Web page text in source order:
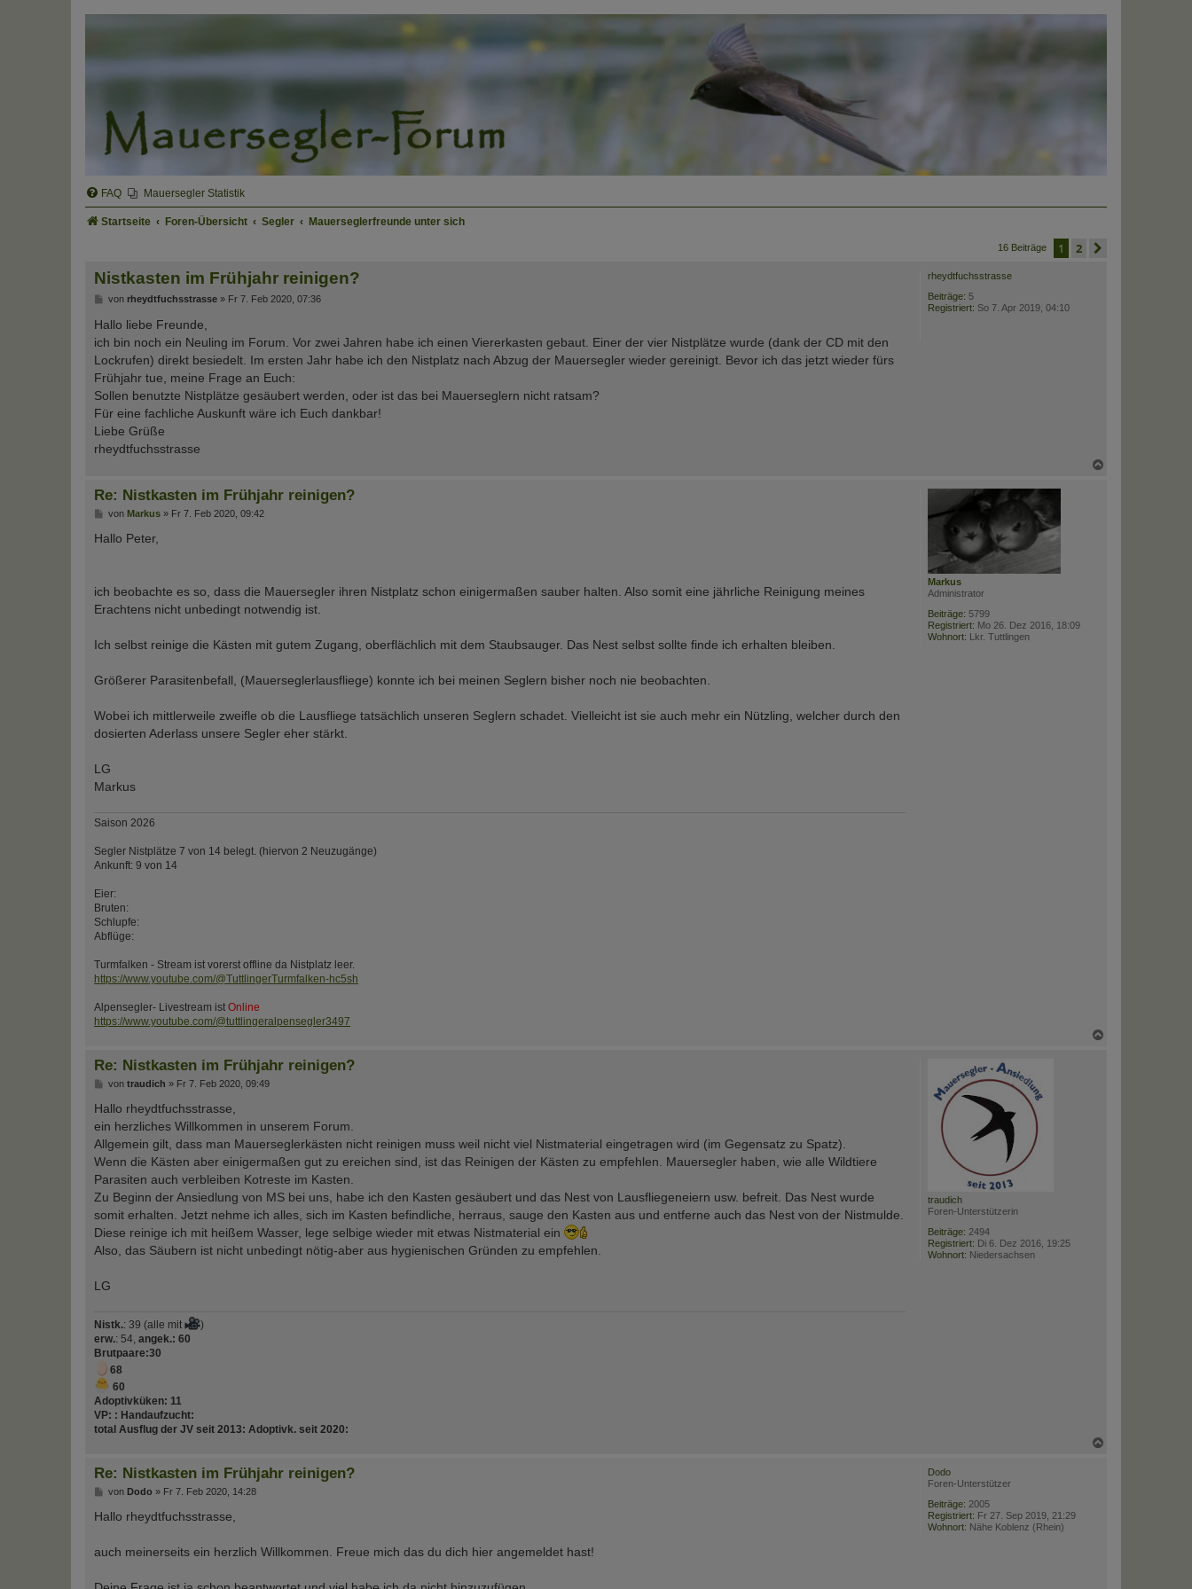
FAQ Mauersegler Statistik
Startseite Foren-Übersicht Segler Mauerseglerfreunde unter sich
16 Beiträge 1 2
rheydtfuchsstrasse
Beiträge: 5
Registriert: So 7. Apr 2019, 04:10
Nistkasten im Frühjahr reinigen?
B
i
t
r
g
von rheydtfuchsstrasse» Fr 7. Feb 2020, 07:36
Hallo liebe Freunde,
ich bin noch ein Neuling im Forum. Vor zwei Jahren habe ich einen Viererkasten gebaut. Einer der vier Nistplätze wurde (dank der CD mit den
Lockrufen) direkt besiedelt. Im ersten Jahr habe ich den Nistplatz nach Abzug der Mauersegler wieder gereinigt. Bevor ich das jetzt wieder fürs
Frühjahr tue, meine Frage an Euch:
Sollen benutzte Nistplätze gesäubert werden, oder ist das bei Mauerseglern nicht ratsam?
Für eine fachliche Auskunft wäre ich Euch dankbar!
Liebe Grüße
rheydtfuchsstrasse
Markus
Administrator
Beiträge: 5799
Registriert: Mo 26. Dez 2016, 18:09
Wohnort: Lkr. Tuttlingen
Re: Nistkasten im Frühjahr reinigen?
B
i
von Markus» Fr 7. Feb 2020, 09:42
Hallo Peter,
ich beobachte es so, dass die Mauersegler ihren Nistplatz schon einigermaßen sauber halten. Also somit eine jährliche Reinigung meines
Erachtens nicht unbedingt notwendig ist.
Ich selbst reinige die Kästen mit gutem Zugang, oberflächlich mit dem Staubsauger. Das Nest selbst sollte finde ich erhalten bleiben.
Größerer Parasitenbefall, (Mauerseglerlausfliege) konnte ich bei meinen Seglern bisher noch nie beobachten.
Wobei ich mittlerweile zweifle ob die Lausfliege tatsächlich unseren Seglern schadet. Vielleicht ist sie auch mehr ein Nützling, welcher durch den
dosierten Aderlass unsere Segler eher stärkt.
LG
Markus
Saison 2026
Segler Nistplätze 7 von 14 belegt. (hiervon 2 Neuzugänge)
Ankunft: 9 von 14
Eier:
Bruten:
Schlupfe:
Abflüge:
Turmfalken - Stream ist vorerst offline da Nistplatz leer.
https://www.youtube.com/@TuttlingerTurmfalken-hc5sh
Alpensegler- Livestream ist Online
https://www.youtube.com/@tuttlingeralpensegler3497
traudich
Foren-Unterstützerin
Beiträge: 2494
Registriert: Di 6. Dez 2016, 19:25
Wohnort: Niedersachsen
Re: Nistkasten im Frühjahr reinigen?
B
i
r
a
g
von traudich » Fr 7. Feb 2020, 09:49
Hallo rheydtfuchsstrasse,
ein herzliches Willkommen in unserem Forum.
Allgemein gilt, dass man Mauerseglerkästen nicht reinigen muss weil nicht viel Nistmaterial eingetragen wird (im Gegensatz zu Spatz).
Wenn die Kästen aber einigermaßen gut zu ereichen sind, ist das Reinigen der Kästen zu empfehlen. Mauersegler haben, wie alle Wildtiere
Parasiten auch verbleiben Kotreste im Kasten.
Zu Beginn der Ansiedlung von MS bei uns, habe ich den Kasten gesäubert und das Nest von Lausfliegeneiern usw. befreit. Das Nest wurde
somit erhalten. Jetzt nehme ich alles, sich im Kasten befindliche, herraus, sauge den Kasten aus und entferne auch das Nest von der Nistmulde.
Diese reinige ich mit heißem Wasser, lege selbige wieder mit etwas Nistmaterial ein
Also, das Säubern ist nicht unbedingt nötig-aber aus hygienischen Gründen zu empfehlen.
LG
Nistk.: 39 (alle mit
)
erw.: 54, angek.: 60
Brutpaare:30
68
60
Adoptivküken: 11
VP: : Handaufzucht:
total Ausflug der JV seit 2013: Adoptivk. seit 2020:
Dodo
Foren-Unterstützer
Beiträge: 2005
Registriert: Fr 27. Sep 2019, 21:29
Wohnort: Nähe Koblenz (Rhein)
Re: Nistkasten im Frühjahr reinigen?
B
i
a
g
von Dodo » Fr 7. Feb 2020, 14:28
Hallo rheydtfuchsstrasse,
auch meinerseits ein herzlich Willkommen. Freue mich das du dich hier angemeldet hast!